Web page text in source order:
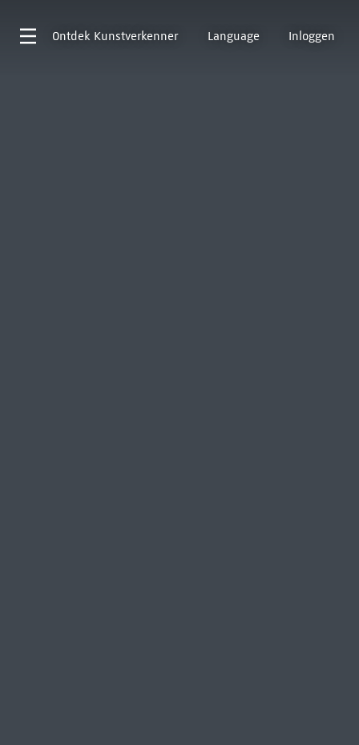
Ontdek Kunstverkenner Language Inloggen